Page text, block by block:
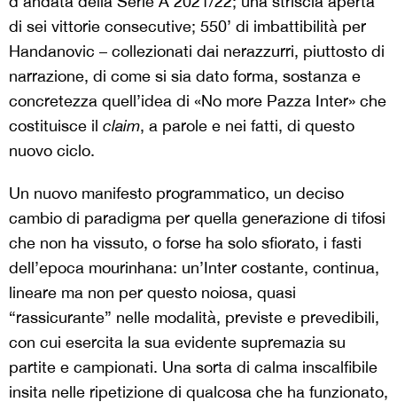
di sei vittorie consecutive; 550’ di imbattibilità per
Handanovic – collezionati dai nerazzurri, piuttosto di
narrazione, di come si sia dato forma, sostanza e
concretezza quell’idea di «No more Pazza Inter» che
costituisce il claim, a parole e nei fatti, di questo
nuovo ciclo.
Un nuovo manifesto programmatico, un deciso
cambio di paradigma per quella generazione di tifosi
che non ha vissuto, o forse ha solo sfiorato, i fasti
dell’epoca mourinhana: un’Inter costante, continua,
lineare ma non per questo noiosa, quasi
“rassicurante” nelle modalità, previste e prevedibili,
con cui esercita la sua evidente supremazia su
partite e campionati. Una sorta di calma inscalfibile
insita nelle ripetizione di qualcosa che ha funzionato,